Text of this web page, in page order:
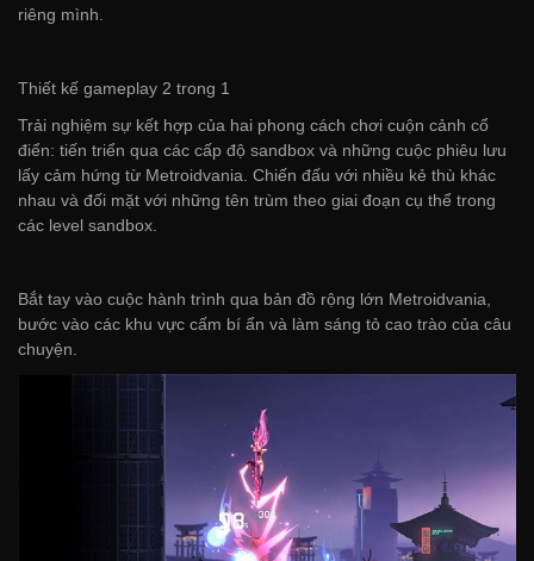
riêng mình.
Thiết kế gameplay 2 trong 1
Trải nghiệm sự kết hợp của hai phong cách chơi cuộn cảnh cổ
điển: tiến triển qua các cấp độ sandbox và những cuộc phiêu lưu
lấy cảm hứng từ Metroidvania. Chiến đấu với nhiều kẻ thù khác
nhau và đối mặt với những tên trùm theo giai đoạn cụ thể trong
các level sandbox.
Bắt tay vào cuộc hành trình qua bản đồ rộng lớn Metroidvania,
bước vào các khu vực cấm bí ẩn và làm sáng tỏ cao trào của câu
chuyện.